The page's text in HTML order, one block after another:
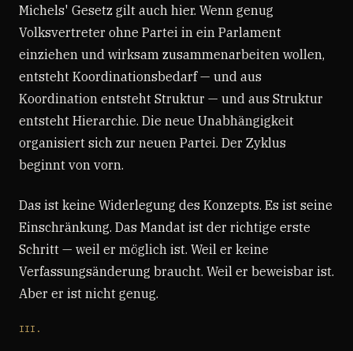
Michels' Gesetz gilt auch hier. Wenn genug
Volksvertreter ohne Partei in ein Parlament
einziehen und wirksam zusammenarbeiten wollen,
entsteht Koordinationsbedarf — und aus
Koordination entsteht Struktur — und aus Struktur
entsteht Hierarchie. Die neue Unabhängigkeit
organisiert sich zur neuen Partei. Der Zyklus
beginnt von vorn.
Das ist keine Widerlegung des Konzepts. Es ist seine
Einschränkung. Das Mandat ist der richtige erste
Schritt — weil er möglich ist. Weil er keine
Verfassungsänderung braucht. Weil er beweisbar ist.
Aber er ist nicht genug.
III.